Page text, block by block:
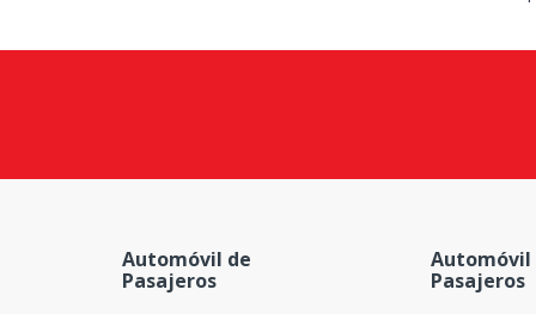
Automóvil de
Pasajeros
Automóvil
Pasajeros